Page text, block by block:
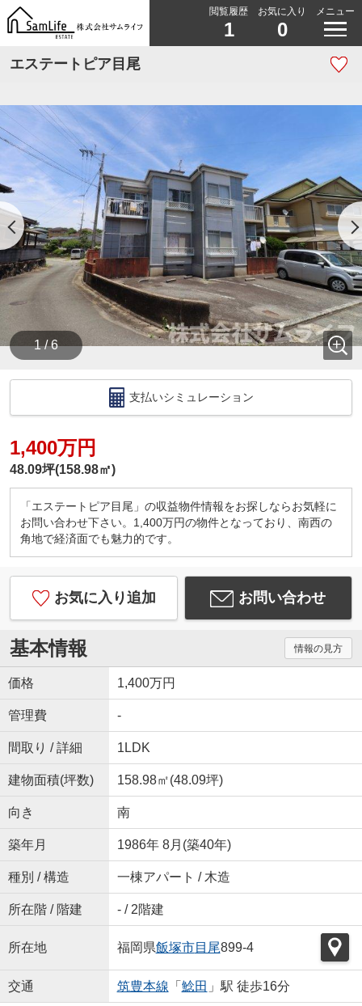
閲覧履歴
1
お気に入り
0
メニュー
エステートピア目尾
1 / 6
支払いシミュレーション
1,400万円
48.09坪(158.98㎡)
「エステートピア目尾」の収益物件情報をお探しならお気軽に
お問い合わせ下さい。1,400万円の物件となっており、南西の
角地で経済面でも魅力的です。
お気に入り追加 お問い合わせ
基本情報 情報の見方
価格 1,400万円
管理費 -
間取り / 詳細 1LDK
建物面積(坪数) 158.98㎡(48.09坪)
向き 南
築年月 1986年 8月(築40年)
種別 / 構造 一棟アパート / 木造
所在階 / 階建 - / 2階建
所在地 福岡県飯塚市目尾899-4
交通 筑豊本線 「 鯰田 」駅 徒歩16分